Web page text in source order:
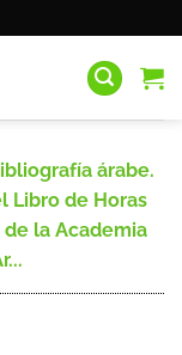
árabe.
Libro de Horas
la Academia